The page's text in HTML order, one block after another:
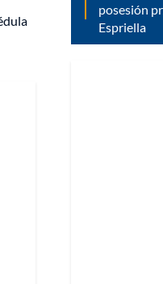
posesión
Espriella